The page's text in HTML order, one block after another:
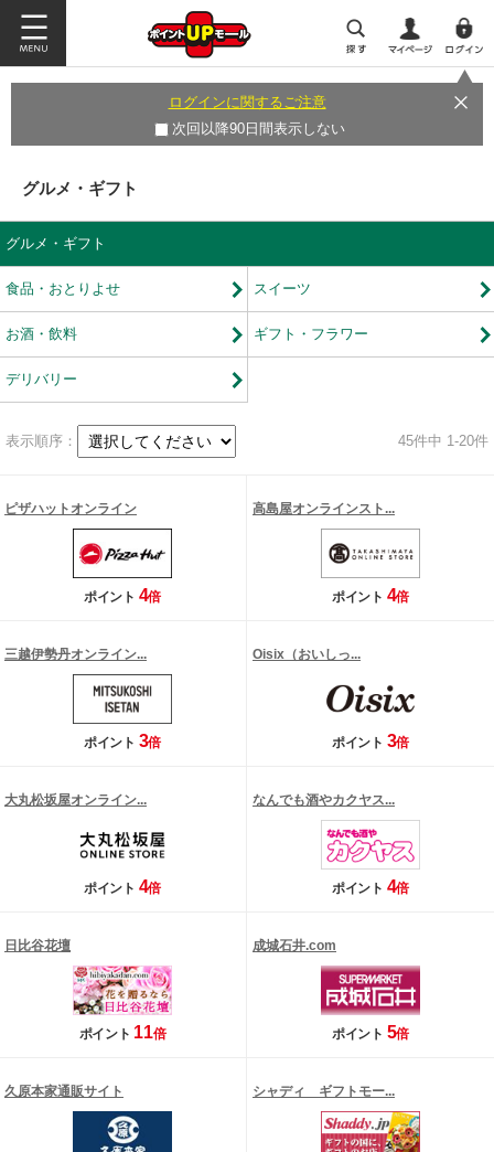
ログインに関するご注意
次回以降90日間表示しない
グルメ・ギフト
グルメ・ギフト
食品・おとりよせ スイーツ
お酒・飲料 ギフト・フラワー
デリバリー
表示順序： 45件中 1-20件
ピザハットオンライン
ポイント 4倍
高島屋オンラインスト...
ポイント 4倍
三越伊勢丹オンライン...
ポイント 3倍
Oisix（おいしっ...
ポイント 3倍
大丸松坂屋オンライン...
ポイント 4倍
なんでも酒やカクヤス...
ポイント 4倍
日比谷花壇
ポイント 11倍
成城石井.com
ポイント 5倍
久原本家通販サイト シャディ ギフトモー...